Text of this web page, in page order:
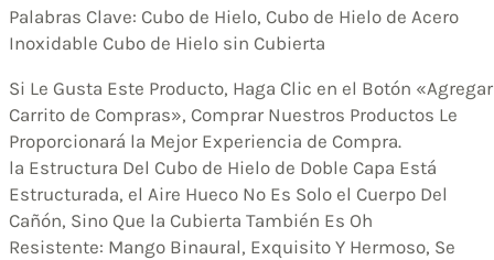
Palabras Clave: Cubo de Hielo, Cubo de Hielo de Acero
Inoxidable Cubo de Hielo sin Cubierta
Si Le Gusta Este Producto, Haga Clic en el Botón «Agregar
Carrito de Compras», Comprar Nuestros Productos Le
Proporcionará la Mejor Experiencia de Compra.
la Estructura Del Cubo de Hielo de Doble Capa Está
Estructurada, el Aire Hueco No Es Solo el Cuerpo Del
Cañón, Sino Que la Cubierta También Es Oh
Resistente: Mango Binaural, Exquisito Y Hermoso, Se